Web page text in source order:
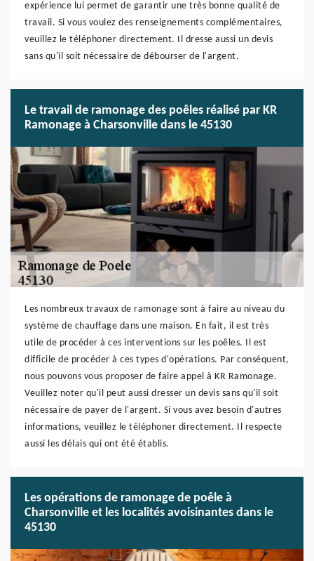
expérience lui permet de garantir une très bonne qualité de
travail. Si vous voulez des renseignements complémentaires,
veuillez le téléphoner directement. Il dresse aussi un devis
sans qu'il soit nécessaire de débourser de l'argent.
Le travail de ramonage des poêles réalisé par KR
Ramonage à Charsonville dans le 45130
Les nombreux travaux de ramonage sont à faire au niveau du
système de chauffage dans une maison. En fait, il est très
utile de procéder à ces interventions sur les poêles. Il est
difficile de procéder à ces types d'opérations. Par conséquent,
nous pouvons vous proposer de faire appel à KR Ramonage.
Veuillez noter qu'il peut aussi dresser un devis sans qu'il soit
nécessaire de payer de l'argent. Si vous avez besoin d'autres
informations, veuillez le téléphoner directement. Il respecte
aussi les délais qui ont été établis.
Les opérations de ramonage de poêle à
Charsonville et les localités avoisinantes dans le
45130